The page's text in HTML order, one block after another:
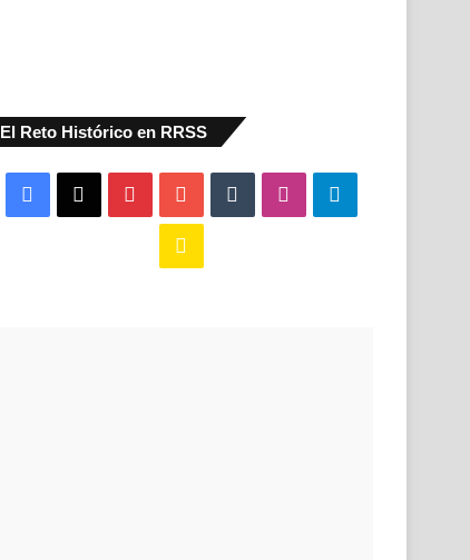
El Reto Histórico en RRSS
Facebook PinterestYouTubeTumblr Instagram